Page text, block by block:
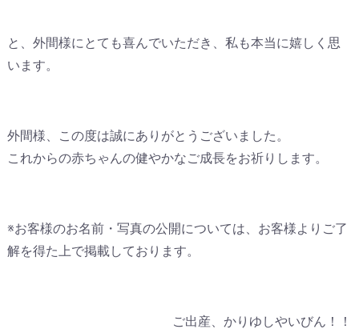
と、外間様にとても喜んでいただき、私も本当に嬉しく思
います。
外間様、この度は誠にありがとうございました。
これからの赤ちゃんの健やかなご成長をお祈りします。
※お客様のお名前・写真の公開については、お客様よりご了
解を得た上で掲載しております。
ご出産、かりゆしやいびん！！